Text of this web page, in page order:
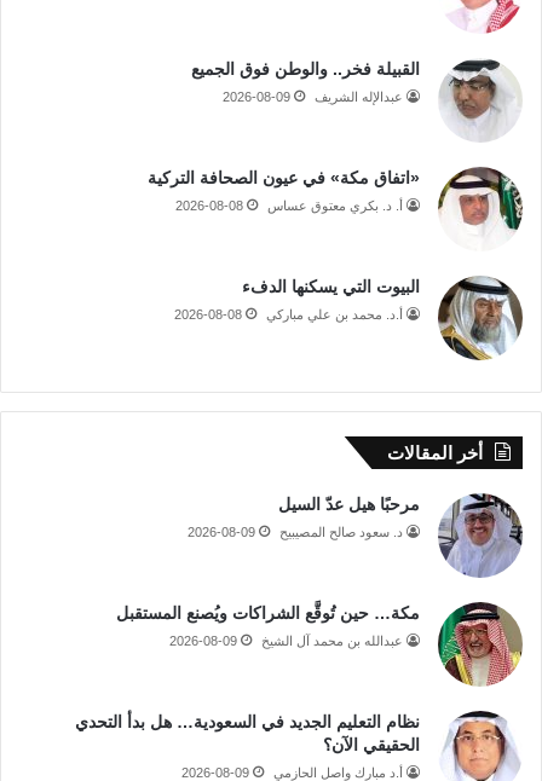
القبيلة فخر.. والوطن فوق الجميع
عبدالإله الشريف 2026-08-09
«اتفاق مكة» في عيون الصحافة التركية
أ. د. بكري معتوق عساس 2026-08-08
البيوت التي يسكنها الدفء
أ.د. محمد بن علي مباركي 2026-08-08
أخر المقالات
مرحبًا هيل عدّ السيل
د. سعود صالح المصيبيح 2026-08-09
مكة… حين تُوقَّع الشراكات ويُصنع المستقبل
عبدالله بن محمد آل الشيخ 2026-08-09
نظام التعليم الجديد في السعودية… هل بدأ التحدي
الحقيقي الآن؟
أ.د مبارك واصل الحازمي 2026-08-09